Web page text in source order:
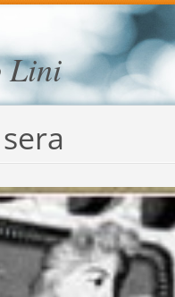
Lini